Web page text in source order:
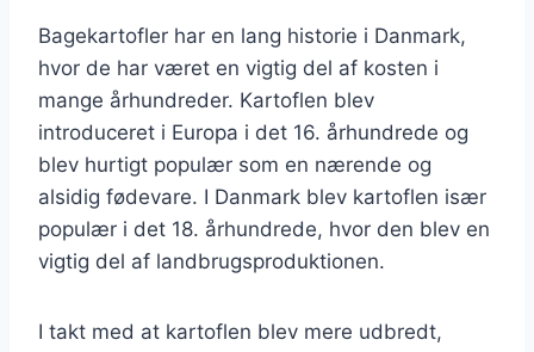
Bagekartofler har en lang historie i Danmark,
hvor de har været en vigtig del af kosten i
mange århundreder. Kartoflen blev
introduceret i Europa i det 16. århundrede og
blev hurtigt populær som en nærende og
alsidig fødevare. I Danmark blev kartoflen især
populær i det 18. århundrede, hvor den blev en
vigtig del af landbrugsproduktionen.
I takt med at kartoflen blev mere udbredt,